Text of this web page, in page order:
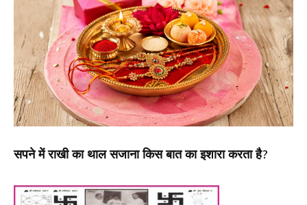
सपने में राखी का थाल सजाना किस बात का इशारा करता है?